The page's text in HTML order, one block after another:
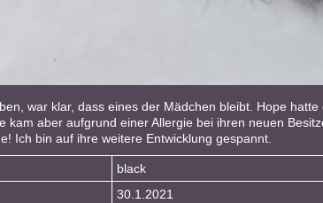
war klar, dass eines der Mädchen bleibt. Hope
aber aufgrund einer Allergie bei ihren neuen
Ich bin auf ihre weitere Entwicklung gespannt.
black
30.1.2021